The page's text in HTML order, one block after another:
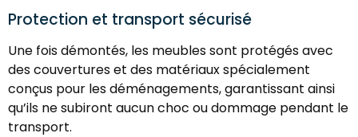
Protection et transport sécurisé
Une fois démontés, les meubles sont protégés avec
des couvertures et des matériaux spécialement
conçus pour les déménagements, garantissant ainsi
qu’ils ne subiront aucun choc ou dommage pendant le
transport.